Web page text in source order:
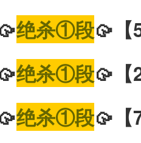
绝杀①段🥠【
绝杀①段🥠【
绝杀①段🥠【